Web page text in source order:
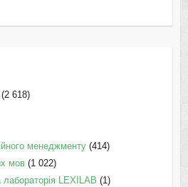
618)
менеджменту(414)
мов(1 022)
лабораторія LEXILAB (1)